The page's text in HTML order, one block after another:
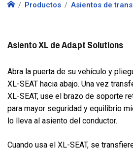
Productos Asientos de
Asiento XL de Adapt Solutions
Abra la puerta de su vehículo y
XL-SEAT hacia abajo. Una vez
XL-SEAT, use el brazo de soporte
para mayor seguridad y equilibrio
lo lleva al asiento del conductor.
Cuando usa el XL-SEAT, se